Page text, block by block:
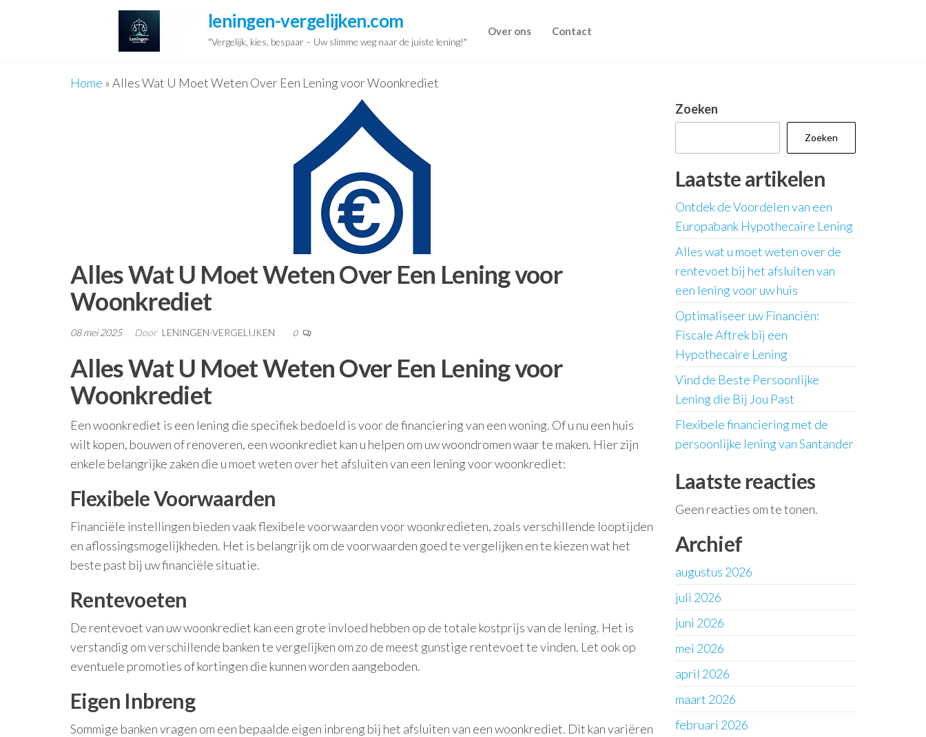
leningen-vergelijken.com
"Vergelijk, kies, bespaar – Uw slimme weg naar de juiste lening!"
Over ons Contact
Home »Alles Wat U Moet Weten Over Een Lening voor Woonkrediet
Alles Wat U Moet Weten Over Een Lening voor
Woonkrediet
08 mei 2025 Door LENINGEN-VERGELIJKEN 0
Alles Wat U Moet Weten Over Een Lening voor
Woonkrediet
Een woonkrediet is een lening die specifiek bedoeld is voor de financiering van een woning. Of u nu een huis
wilt kopen, bouwen of renoveren, een woonkrediet kan u helpen om uw woondromen waar te maken. Hier zijn
enkele belangrijke zaken die u moet weten over het afsluiten van een lening voor woonkrediet:
Flexibele Voorwaarden
Financiële instellingen bieden vaak flexibele voorwaarden voor woonkredieten, zoals verschillende looptijden
en aflossingsmogelijkheden. Het is belangrijk om de voorwaarden goed te vergelijken en te kiezen wat het
beste past bij uw financiële situatie.
Rentevoeten
De rentevoet van uw woonkrediet kan een grote invloed hebben op de totale kostprijs van de lening. Het is
verstandig om verschillende banken te vergelijken om zo de meest gunstige rentevoet te vinden. Let ook op
eventuele promoties of kortingen die kunnen worden aangeboden.
Eigen Inbreng
Sommige banken vragen om een bepaalde eigen inbreng bij het afsluiten van een woonkrediet. Dit kan variëren
Zoeken
Zoeken
Laatste artikelen
Ontdek de Voordelen van een
Europabank Hypothecaire Lening
Alles wat u moet weten over de
rentevoet bij het afsluiten van
een lening voor uw huis
Optimaliseer uw Financiën:
Fiscale Aftrek bij een
Hypothecaire Lening
Vind de Beste Persoonlijke
Lening die Bij Jou Past
Flexibele financiering met de
persoonlijke lening van Santander
Laatste reacties
Geen reacties om te tonen.
Archief
augustus 2026
juli 2026
juni 2026
mei 2026
april 2026
maart 2026
februari 2026